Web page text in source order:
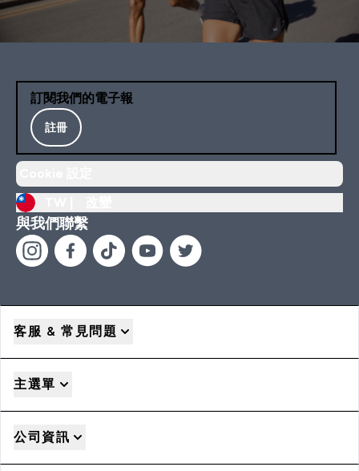
訂閱我們的電子報
註冊
與我們聯繫
客服 & 常見問題
主選單
公司資訊